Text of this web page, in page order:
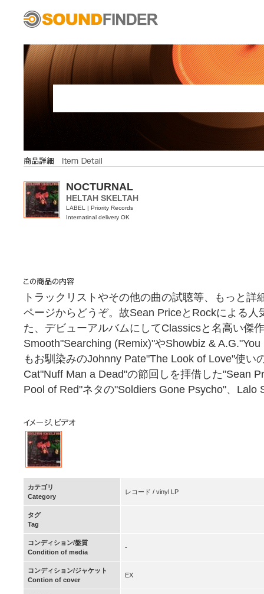
NOCTURNAL
HELTAH SKELTAH
LABEL | Priority Records
Internatinal delivery OK
トラックリストやその他の曲の試聴等、もっと詳
ページからどうぞ。故Sean PriceとRockによる人
た、デビューアルバムにしてClassicsと名高い傑
Smooth"Searching (Remix)"やShowbiz &
もお馴染みのJohnny Pate"The Look of Love"使い
Cat"Nuff Man a Dead"の節回しを拝借した"Sean
Pool of Red"ネタの"Soldiers Gone Psycho"、Lalo
カテゴリ
Category
レコード / vinyl LP
タグ
Tag
コンディション/盤質
Condition of media
-
コンディション/ジャケット
Contion of cover
EX